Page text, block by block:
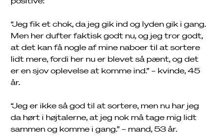
“Jeg fik et chok, da jeg gik ind og lyden gik i gang.
Men her dufter faktisk godt nu, og jeg tror godt,
at det kan få nogle af mine naboer til at sortere
lidt mere, fordi her nu er blevet så pænt, og det
er en sjov oplevelse at komme ind.” – kvinde, 45
år.
“Jeg er ikke så god til at sortere, men nu har jeg
da hørt i højtalerne, at jeg nok må tage mig lidt
sammen og komme i gang.” – mand, 53 år.